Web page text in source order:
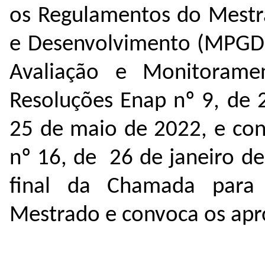
os Regulamentos do
e Desenvolvimento
Avaliação e
Resoluções Enap nº 9,
25 de maio de 2022, e
nº 16, de 26 de janeiro
final da Chamada
Mestrado e convoca os